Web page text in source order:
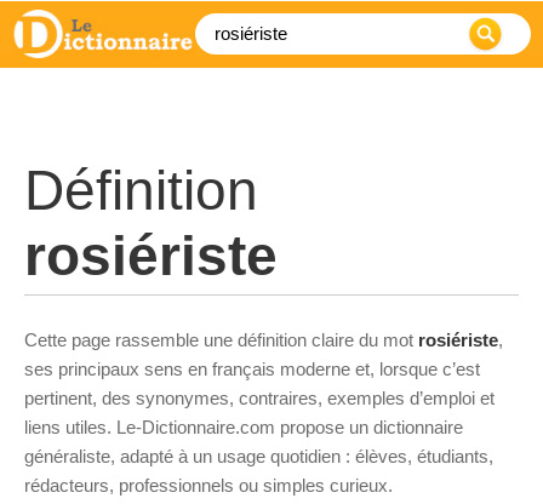
Définition
rosiériste
Cette page rassemble une définition claire du mot rosiériste,
ses principaux sens en français moderne et, lorsque c’est
pertinent, des synonymes, contraires, exemples d’emploi et
liens utiles. Le-Dictionnaire.com propose un dictionnaire
généraliste, adapté à un usage quotidien : élèves, étudiants,
rédacteurs, professionnels ou simples curieux.